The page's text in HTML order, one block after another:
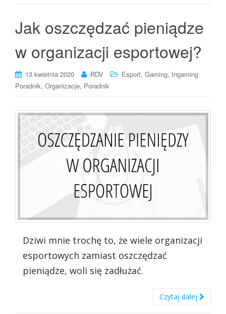
Jak oszczędzać pieniądze
w organizacji esportowej?
13 kwietnia 2020 RDV Esport, Gaming, Ingaming
Poradnik, Organizacje, Poradnik
Dziwi mnie trochę to, że wiele organizacji
esportowych zamiast oszczędzać
pieniądze, woli się zadłużać.
Czytaj dalej